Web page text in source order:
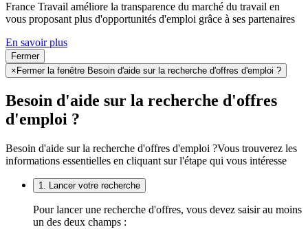
France Travail améliore la transparence du marché du travail en
vous proposant plus d'opportunités d'emploi grâce à ses partenaires
En savoir plus
Fermer
× Fermer la fenêtre Besoin d'aide sur la recherche d'offres d'emploi ?
Besoin d'aide sur la recherche d'offres
d'emploi ?
Besoin d'aide sur la recherche d'offres d'emploi ?Vous trouverez les
informations essentielles en cliquant sur l'étape qui vous intéresse
1. Lancer votre recherche
Pour lancer une recherche d'offres, vous devez saisir au moins
un des deux champs :